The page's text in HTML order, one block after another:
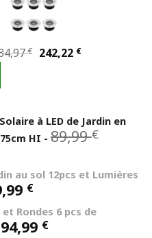
€
Le
284,97 €.
242,22 €Le
242,22 €.
à LED de Jardin en
HI -89,99€
était :
au sol 12pcs et Lumières
€
Rondes 6 pcs de
94,99 €